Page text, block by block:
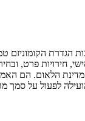
הגדרת הקומוניזם
חירויות פרט,
מדינת הלאום. הם
לפעול על סמך